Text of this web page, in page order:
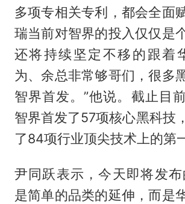
多项专相关专利，都会全面
瑞当前对智界的投入仅仅是
还将持续坚定不移的跟着
为、余总非常够哥们，很多
智界首发。”他说。截止目
智界首发了57项核心黑科技
了84项行业顶尖技术上的第
尹同跃表示，今天即将发
是简单的品类的延伸，而是